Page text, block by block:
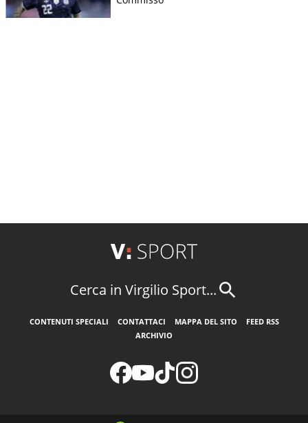
Cerca in Virgilio Sport...
CONTENUTI SPECIALI CONTATTACI MAPPA DEL SITO
FEED RSS
ARCHIVIO